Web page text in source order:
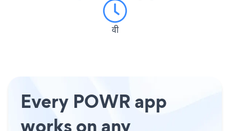
वी
Every POWR app
works on any